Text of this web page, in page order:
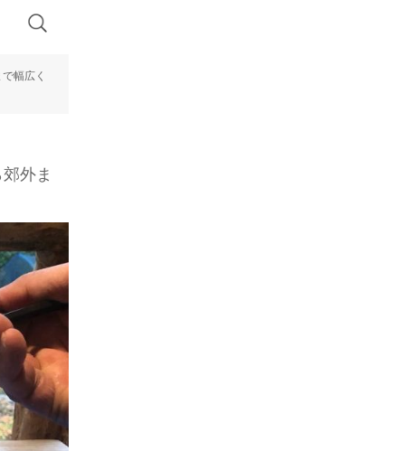
幅広く
外ま